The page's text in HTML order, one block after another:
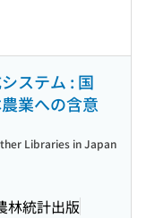
ステム : 国
業への含意
林統計出版
Libraries in Japan